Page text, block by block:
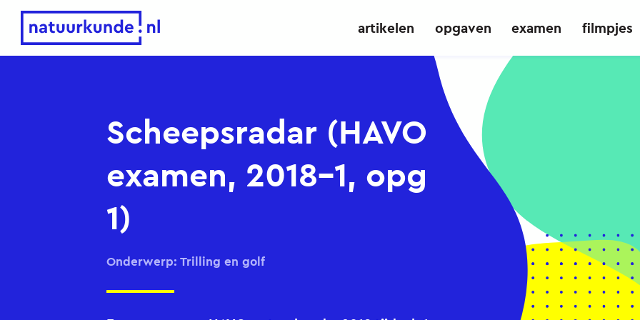
Natuurkunde.nl
artikelen opgaven examen filmpjes
Scheepsradar (HAVO
examen, 2018-1, opg
1)
Onderwerp: Trilling en golf